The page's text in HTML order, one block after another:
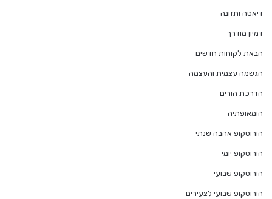
דיאטה ותזונה
דמיון מודרך
הבאת לקוחות חדשים
הגשמה עצמית והעצמה
הדרכת הורים
הומאופתיה
הורוסקופ אהבה שנתי
הורוסקופ יומי
הורוסקופ שבועי
הורוסקופ שבועי לצעירים